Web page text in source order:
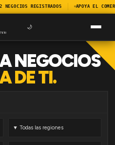
REGISTRADOS APOYA EL
🌙
NEGOCIOS
DE TI.